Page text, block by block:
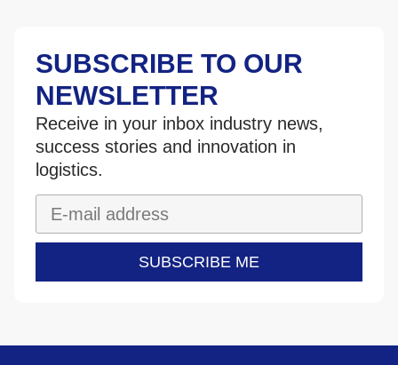
SUBSCRIBE TO OUR
NEWSLETTER
Receive in your inbox industry news,
success stories and innovation in
logistics.
SUBSCRIBE ME